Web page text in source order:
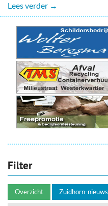
Lees verder →
Filter
Overzicht Zuidhorn-nieuws